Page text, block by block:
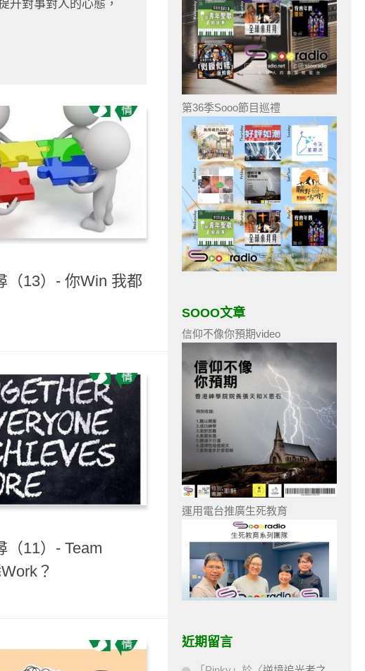
升對事對人的心態，
（13）- 你Win 我都
（11）- Team
？
第36季Sooo節目巡禮
SOOO文章
信仰不像你預期video
運用電台推廣生死教育
近期留言